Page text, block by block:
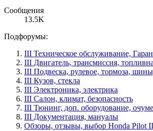
Сообщения
13.5K
Подфорумы:
III Техническое обслуживание,
III Двигатель, трансмиссия,
III Подвеска, рулевое, тормоза,
III Кузов, стекла
III Электроника, электрика
III Салон, климат, безопасность
III Тюнинг, доп. оборудование,
III Документация, мануалы
Обзоры, отзывы, выбор Honda Pilot